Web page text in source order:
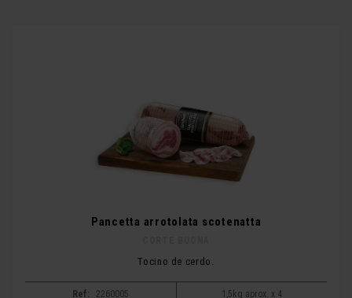
Pancetta arrotolata scotenatta
Tocino de cerdo.
Ref: 2260005 1,5kg aprox. x 4